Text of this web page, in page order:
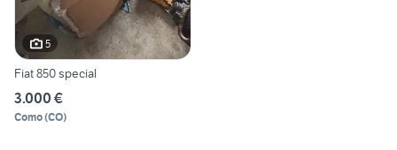
5
Fiat 850 special
3.000 €
Como(CO)